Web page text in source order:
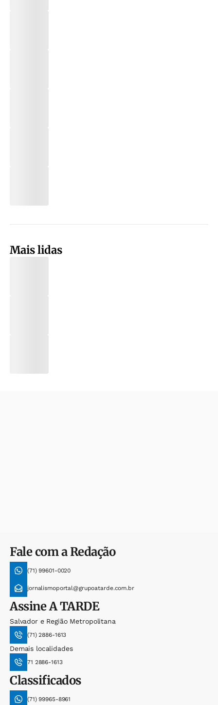
Mais lidas
Fale com a Redação
(71) 99601-0020
jornalismoportal@grupoatarde.com.br
AssineA TARDE
Salvador e Região Metropolitana
(71) 2886-1613
Demais localidades
71 2886-1613
Classificados
(71) 99965-8961